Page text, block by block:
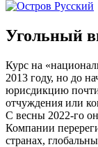
Угольный
Курс на
2013 году, но до
юрисдикцию почти
отчуждения или
С весны 2022-го
Компании
странах,